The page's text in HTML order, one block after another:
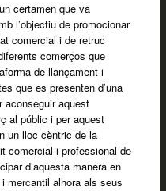
certamen que va
l’objectiu de promocionar
comercial i de retruc
comerços que
de llançament i
que es presenten d’una
aconseguir aquest
al públic i per aquest
un lloc cèntric de la
comercial i professional de
d’aquesta manera en
mercantil alhora als seus